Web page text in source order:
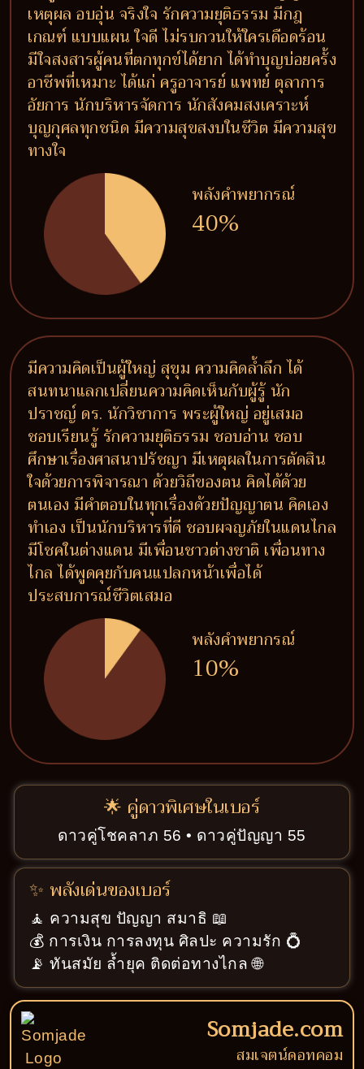
เหตุผล อบอุ่น จริงใจ รักความยุติธรรม มีกฎ
เกณฑ์ แบบแผน ใจดี ไม่รบกวนให้ใครเดือดร้อน
มีใจสงสารผู้คนที่ตกทุกข์ได้ยาก ได้ทำบุญบ่อยครั้ง
อาชีพที่เหมาะ ได้แก่ ครูอาจารย์ แพทย์ ตุลาการ
อัยการ นักบริหารจัดการ นักสังคมสงเคราะห์
บุญกุศลทุกชนิด มีความสุขสงบในชีวิต มีความสุข
ทางใจ
พลังคำพยากรณ์
40%
มีความคิดเป็นผู้ใหญ่ สุขุม ความคิดล้ำลึก ได้
สนทนาแลกเปลี่ยนความคิดเห็นกับผู้รู้ นัก
ปราชญ์ ดร. นักวิชาการ พระผู้ใหญ่ อยู่เสมอ
ชอบเรียนรู้ รักความยุติธรรม ชอบอ่าน ชอบ
ศึกษาเรื่องศาสนาปรัชญา มีเหตุผลในการตัดสิน
ใจด้วยการพิจารณา ด้วยวิถีของตน คิดได้ด้วย
ตนเอง มีคำตอบในทุกเรื่องด้วยปัญญาตน คิดเอง
ทำเอง เป็นนักบริหารที่ดี ชอบผจญภัยในแดนไกล
มีโชคในต่างแดน มีเพื่อนชาวต่างชาติ เพื่อนทาง
ไกล ได้พูดคุยกับคนแปลกหน้าเพื่อได้
ประสบการณ์ชีวิตเสมอ
พลังคำพยากรณ์
10%
🌟 คู่ดาวพิเศษในเบอร์
ดาวคู่โชคลาภ 56 • ดาวคู่ปัญญา 55
✨ พลังเด่นของเบอร์
🧘 ความสุข ปัญญา สมาธิ 📖
💰 การเงิน การลงทุน ศิลปะ ความรัก 💍
📡 ทันสมัย ล้ำยุค ติดต่อทางไกล 🌐
Somjade.com
สมเจตน์ดอทคอม